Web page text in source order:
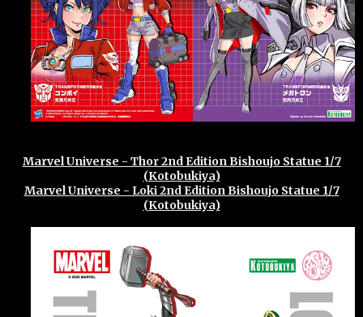
Marvel Universe - Thor 2nd Edition Bishoujo Statue 1/7
(Kotobukiya)
Marvel Universe - Loki 2nd Edition Bishoujo Statue 1/7
(Kotobukiya)